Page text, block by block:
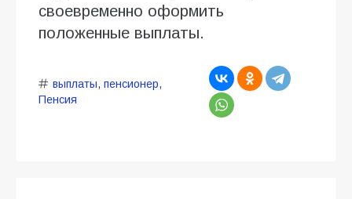
своевременно оформить
положенные выплаты.
выплаты, пенсионер,
Пенсия